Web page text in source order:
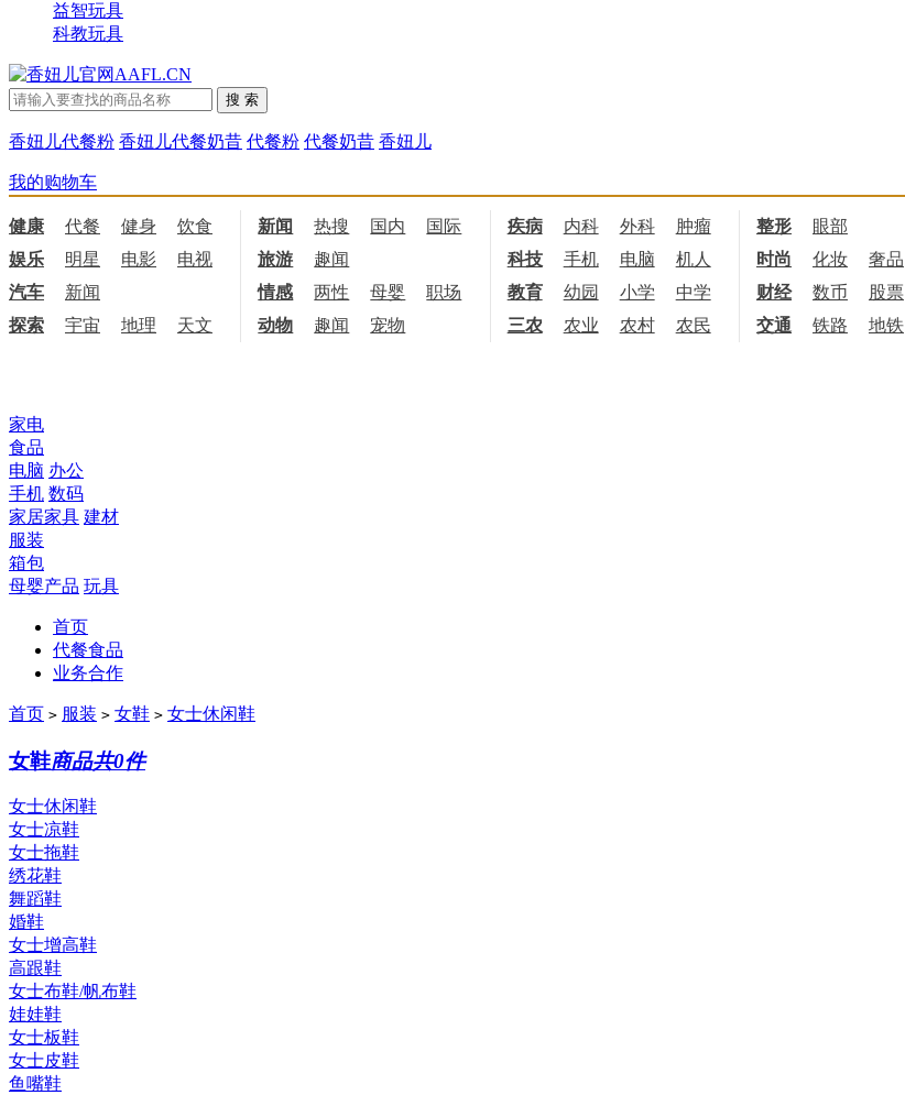
益智玩具
科教玩具
香妞儿代餐粉 香妞儿代餐奶昔 代餐粉 代餐奶昔 香妞儿
我的购物车
健康 代餐 健身 饮食 新闻 热搜 国内 国际 疾病 内科 外科 肿瘤 整形 眼部
娱乐
明星 电影 电视 旅游 趣闻 科技 手机 电脑 机人 时尚 化妆 奢品
汽车
新闻 情感 两性 母婴 职场 教育 幼园 小学 中学 财经 数币 股票
探索
宇宙 地理 天文 动物 趣闻 宠物 三农 农业 农村 农民 交通 铁路 地铁
家电
食品
电脑 办公
手机 数码
家居家具 建材
服装
箱包
母婴产品 玩具
首页
代餐食品
业务合作
首页 > 服装 > 女鞋 > 女士休闲鞋
女鞋商品共0件
女士休闲鞋
女士凉鞋
女士拖鞋
绣花鞋
舞蹈鞋
婚鞋
女士增高鞋
高跟鞋
女士布鞋/帆布鞋
娃娃鞋
女士板鞋
女士皮鞋
鱼嘴鞋